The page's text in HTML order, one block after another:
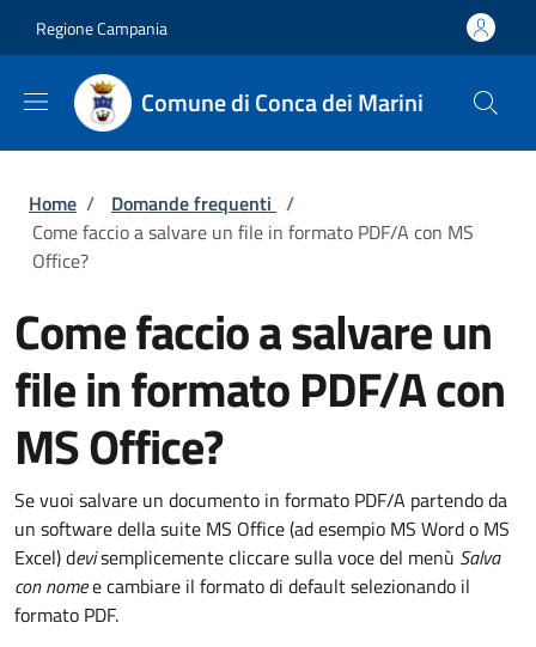
Regione Campania
Comune di Conca dei Marini
Briciole di pane
Home / Domande frequenti /
Come faccio a salvare un file in formato PDF/A con MS
Office?
Come faccio a salvare un
file in formato PDF/A con
MS Office?
Se vuoi salvare un documento in formato PDF/A partendo da
un software della suite MS Office (ad esempio MS Word o MS
Excel) devisemplicemente cliccare sulla voce del menù Salva
con nomee cambiare il formato di default selezionando il
formato PDF.